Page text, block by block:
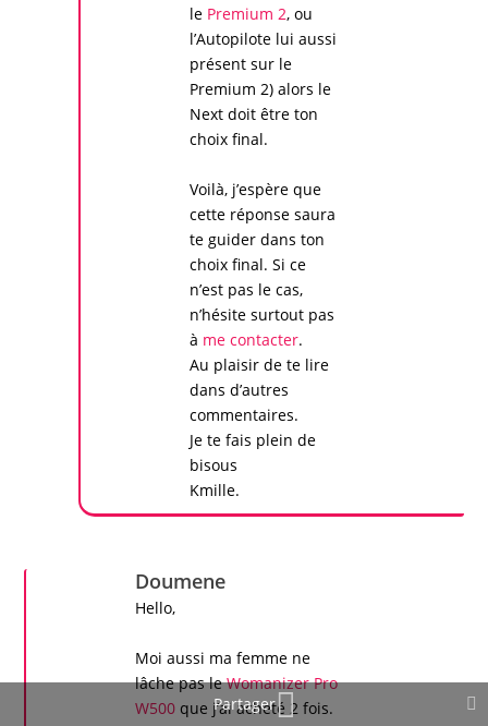
le Premium 2, ou
l’Autopilote lui aussi
présent sur le
Premium 2) alors le
Next doit être ton
choix final.
Voilà, j’espère que
cette réponse saura
te guider dans ton
choix final. Si ce
n’est pas le cas,
n’hésite surtout pas
à me contacter.
Au plaisir de te lire
dans d’autres
commentaires.
Je te fais plein de
bisous
Kmille.
Doumene
Hello,
Moi aussi ma femme ne
lâche pas leWomanizer Pro
W500 que j’ai acheté 2 fois.
Partager